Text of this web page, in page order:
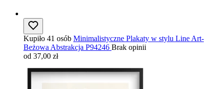
Kupiło 41 osób Minimalistyczne Plakaty w stylu Line Art-
Beżowa Abstrakcja P94246 Brak opinii
od 37,00 zł